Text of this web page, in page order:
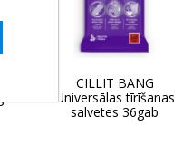
CILLIT BANG
Universālas tīrīšanas
salvetes 36gab